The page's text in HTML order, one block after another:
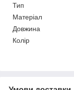
Тип
Матеріал
Довжина
Колір